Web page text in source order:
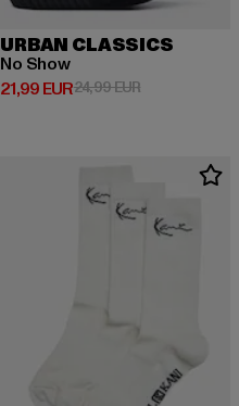
URBAN CLASSICS
No Show
21,99 EUR
Derzeitiger Preis: 21,99 EUR
24,99 EURAktionspreis: